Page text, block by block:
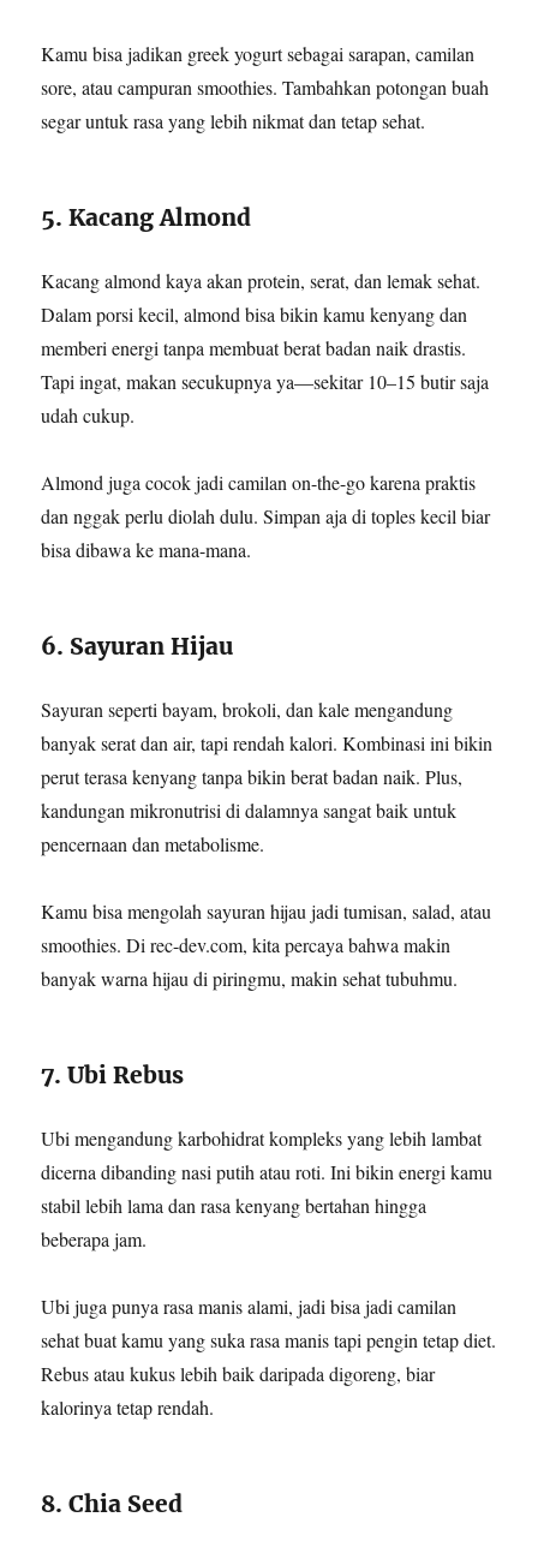
Kamu bisa jadikan greek yogurt sebagai sarapan, camilan
sore, atau campuran smoothies. Tambahkan potongan buah
segar untuk rasa yang lebih nikmat dan tetap sehat.
5. Kacang Almond
Kacang almond kaya akan protein, serat, dan lemak sehat.
Dalam porsi kecil, almond bisa bikin kamu kenyang dan
memberi energi tanpa membuat berat badan naik drastis.
Tapi ingat, makan secukupnya ya—sekitar 10–15 butir saja
udah cukup.
Almond juga cocok jadi camilan on-the-go karena praktis
dan nggak perlu diolah dulu. Simpan aja di toples kecil biar
bisa dibawa ke mana-mana.
6. Sayuran Hijau
Sayuran seperti bayam, brokoli, dan kale mengandung
banyak serat dan air, tapi rendah kalori. Kombinasi ini bikin
perut terasa kenyang tanpa bikin berat badan naik. Plus,
kandungan mikronutrisi di dalamnya sangat baik untuk
pencernaan dan metabolisme.
Kamu bisa mengolah sayuran hijau jadi tumisan, salad, atau
smoothies. Di rec-dev.com, kita percaya bahwa makin
banyak warna hijau di piringmu, makin sehat tubuhmu.
7. Ubi Rebus
Ubi mengandung karbohidrat kompleks yang lebih lambat
dicerna dibanding nasi putih atau roti. Ini bikin energi kamu
stabil lebih lama dan rasa kenyang bertahan hingga
beberapa jam.
Ubi juga punya rasa manis alami, jadi bisa jadi camilan
sehat buat kamu yang suka rasa manis tapi pengin tetap diet.
Rebus atau kukus lebih baik daripada digoreng, biar
kalorinya tetap rendah.
8. Chia Seed